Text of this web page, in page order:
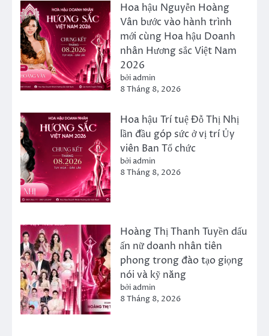
Hoa hậu Nguyễn Hoàng
Vân bước vào hành trình
mới cùng Hoa hậu Doanh
nhân Hương sắc Việt Nam
2026
bởi admin
8 Tháng 8, 2026
Hoa hậu Trí tuệ Đỗ Thị Nhị
lần đầu góp sức ở vị trí Ủy
viên Ban Tổ chức
bởi admin
8 Tháng 8, 2026
Hoàng Thị Thanh Tuyền dấu
ấn nữ doanh nhân tiên
phong trong đào tạo giọng
nói và kỹ năng
bởi admin
8 Tháng 8, 2026